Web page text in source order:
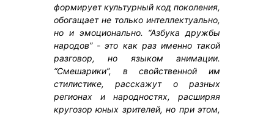
формирует культурный код поколения,
обогащает не только интеллектуально,
но и эмоционально. “Азбука дружбы
народов” - это как раз именно такой
разговор, но языком анимации.
“Смешарики”, в свойственной им
стилистике, расскажут о разных
регионах и народностях, расширяя
кругозор юных зрителей, но при этом,